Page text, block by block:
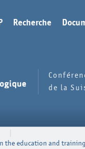
Recherche
de la
the education and